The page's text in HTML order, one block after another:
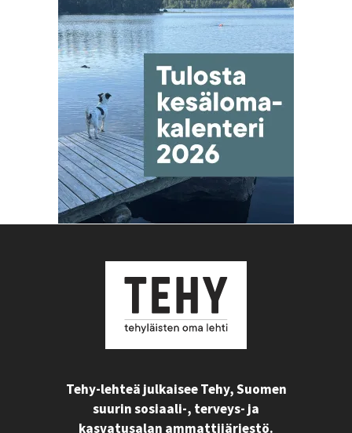
Tehy-lehteä julkaisee Tehy, Suomen
suurin sosiaali-, terveys- ja
kasvatusalan ammattijärjestö.